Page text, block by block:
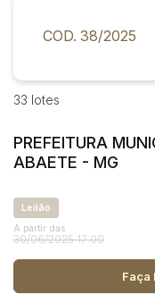
Animais
Imóveis
Terreno
Carros
Motos
Reboque
Bairro
Judiciais
Faixa de valor
COD. 38/2025
33 lotes
PREFEITURA
ABAETE - MG
Leilão
A partir das
30/06/2025 17:00
Faça